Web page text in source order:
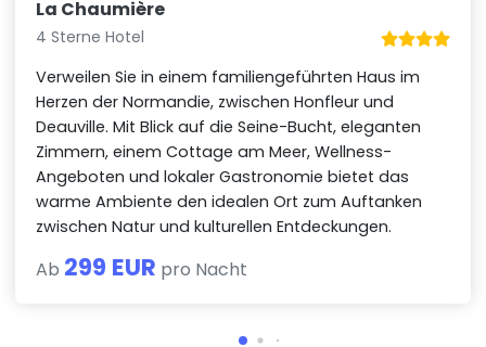
La Chaumière
4 Sterne Hotel
Verweilen Sie in einem familiengeführten Haus im
Herzen der Normandie, zwischen Honfleur und
Deauville. Mit Blick auf die Seine-Bucht, eleganten
Zimmern, einem Cottage am Meer, Wellness-
Angeboten und lokaler Gastronomie bietet das
warme Ambiente den idealen Ort zum Auftanken
zwischen Natur und kulturellen Entdeckungen.
Ab 299 EUR pro Nacht